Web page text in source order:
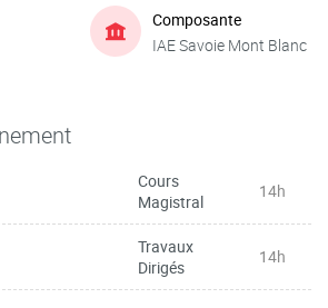
Composante
IAE Savoie Mont Blanc
Cours
Magistral
14h
Travaux
Dirigés
14h